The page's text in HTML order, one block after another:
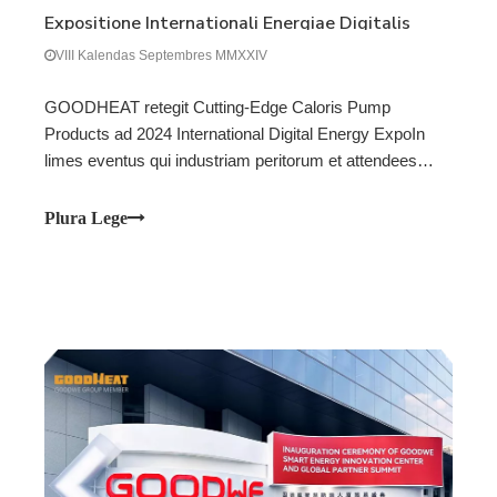
Expositione Internationali Energiae Digitalis
2024 revelat.
VIII Kalendas Septembres MMXXIV
GOODHEAT retegit Cutting-Edge Caloris Pump
Products ad 2024 International Digital Energy ExpoIn
limes eventus qui industriam peritorum et attendees
suum debut impressivum in 2024 Internationali Energy
Plura Lege